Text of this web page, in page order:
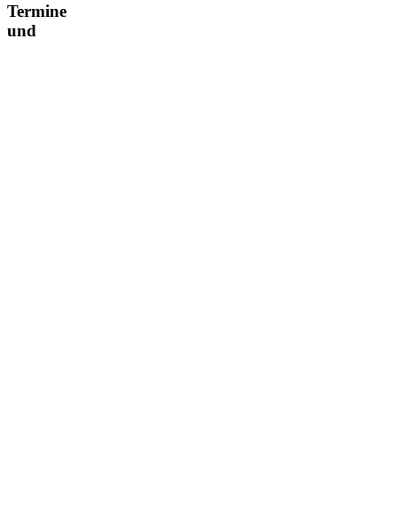
Termine
und